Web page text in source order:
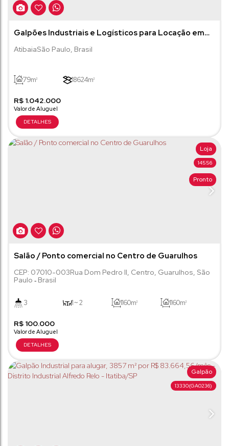
Galpões Industriais e Logísticos para Locação em
Atibaia/SP
R$ 1.042.000
AtibaiaSão Paulo, Brasil
79m² 18624m²
14556
Loja
Pronto
Salão / Ponto comercial no Centro de Guarulhos
R$ 100.000
CEP: 07010-003Rua Dom Pedro II, Centro, Guarulhos, São
Paulo
Brasil
3 1 ~ 2 1160m² 1160m²
659m²
13330(GA0236)
Galpão